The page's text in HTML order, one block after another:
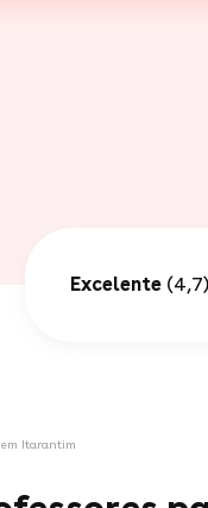
Excelente (4,7)
Itarantim